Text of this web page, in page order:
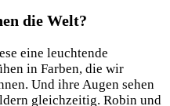
die Welt?
eine leuchtende
in Farben, die wir
Und ihre Augen sehen
gleichzeitig. Robin und